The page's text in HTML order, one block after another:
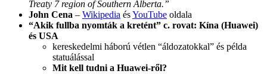
Treaty 7 region of Southern Alberta.”
John Cena – Wikipedia ésYouTube oldala
“Akik fullba nyomták a kretént” c. rovat: Kína (Huawei)
és USA
kereskedelmi háború vétlen “áldozatokkal” és példa
statuálással
Mit kell tudni a Huawei-ről?